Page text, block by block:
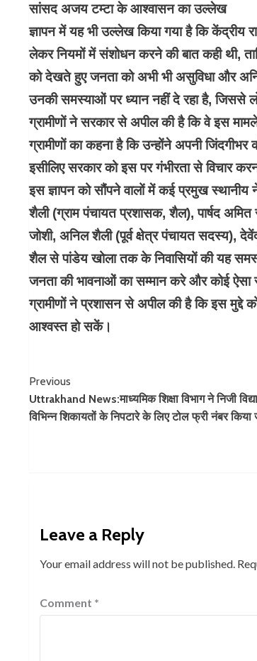
सांसद अजय टम्टा के आश्वासन का उल्लेख
ज्ञापन में यह भी उल्लेख किया गया है कि
लेकर नियमों में संशोधन करने की बात कही थी,
को देखते हुए जनता को अभी भी असुविधा और
उनकी समस्याओं पर ध्यान नहीं दे रहा है, जिससे
ग्रामीणों ने सरकार से अपील की है कि वे इस
ग्रामीणों का कहना है कि उन्होंने अपनी
इसीलिए सरकार को इस पर गंभीरता से विचार
इस ज्ञापन को सौंपने वालों में कई प्रमुख स्थानीय
शैली (ग्राम पंचायत प्रशासक, शैल), पार्षद अमित
जोशी, अनिल शैली (पूर्व क्षेत्र पंचायत सदस्य),
शैल से पांडेय खोला तक के निवासियों की यह
जनता की भावनाओं का सम्मान करे और कोई ऐसा
ग्रामीणों ने प्रशासन से अपील की है कि इस मुद्दे
आश्वस्त हो सकें।
Continue
Reading
Previous
Uttrakhand News:माध्यमिक शिक्षा विभाग ने निजी
विभिन्न शिकायतों के निपटारे के लिए टोल फ्री नंबर किया
Leave a Reply
Your email address will not be published.
Comment *